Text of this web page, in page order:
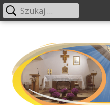
treści
Menu
Szukaj: